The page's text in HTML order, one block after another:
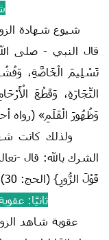
شيوع شهادة
قال النبي - صلى
تَسْلِيمَ الْخَاصَّةِ،
التِّجَارَةِ، وَقَطْعَ
وَظُهُورَ الْقَلَمِ» (رواه
ولذلك كانت
الشرك بالله: قال -
قَوْلَ الزُّورِ} (الحج: 30).
ثانيًا:
عقوبة شاهد